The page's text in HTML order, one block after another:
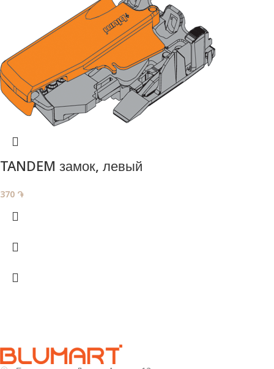
TANDEM замок, левый
370 ֏